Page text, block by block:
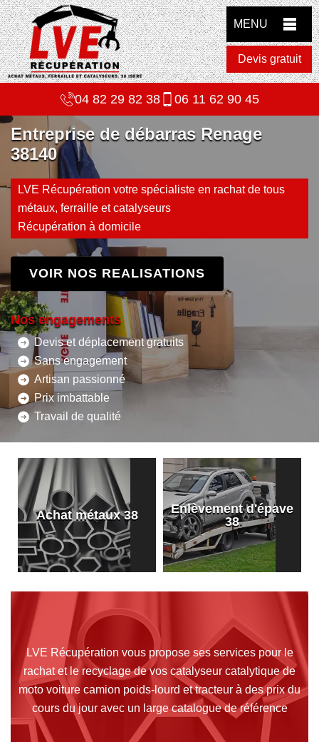
MENU
Devis gratuit
04 82 29 82 38 06 11 62 90 45
Entreprise de débarras Renage
38140
LVE Récupération votre spécialiste en rachat de tous
métaux, ferraille et catalyseurs
Récupération à domicile
VOIR NOS REALISATIONS
Nos engagements
Devis et déplacement gratuits
Sans engagement
Artisan passionné
Prix imbattable
Travail de qualité
Achat métaux 38
Enlèvement d'épave
38
LVE Récupération vous propose ses services pour le
rachat et le recyclage de vos catalyseur catalytique de
moto voiture camion poids-lourd et tracteur à des prix du
cours du jour avec un large catalogue de référence